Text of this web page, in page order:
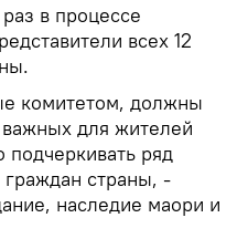
в процессе
всех 12
комитетом, должны
для жителей
ряд
страны, -
наследие маори и